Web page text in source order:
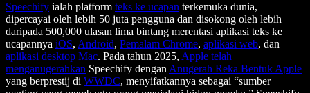
Speechify ialah platform teks ke ucapan terkemuka dunia,
dipercayai oleh lebih 50 juta pengguna dan disokong oleh lebih
daripada 500,000 ulasan lima bintang merentasi aplikasi teks ke
ucapannya iOS, Android, Pemalam Chrome, aplikasi web, dan
aplikasi desktop Mac. Pada tahun 2025, Apple telah
menganugerahkan Speechify denganAnugerah Reka Bentuk Apple
yang berprestij di WWDC, menyifatkannya sebagai “sumber